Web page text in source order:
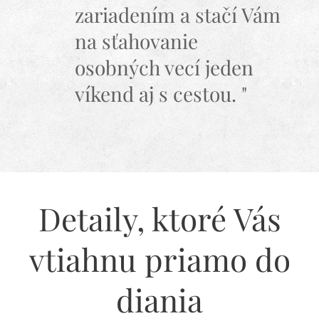
zariadením a stačí Vám
na sťahovanie
osobných vecí jeden
víkend aj s cestou. "
Detaily, ktoré Vás
vtiahnu priamo do
diania